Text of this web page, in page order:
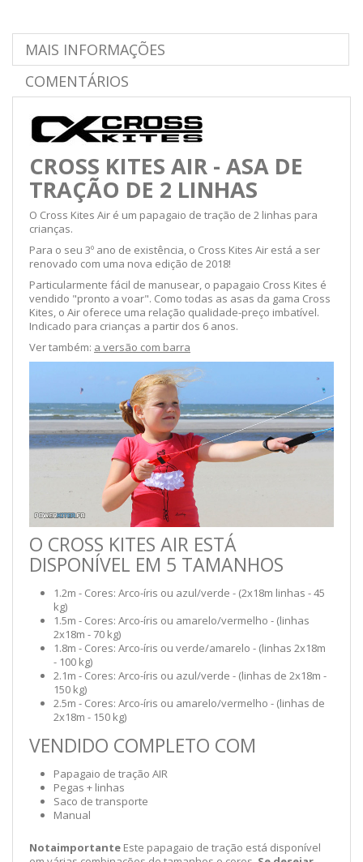
MAIS INFORMAÇÕES
COMENTÁRIOS
CROSS KITES AIR - ASA DE
TRAÇÃO DE 2 LINHAS
O Cross Kites Air é um papagaio de tração de 2 linhas para
crianças.
Para o seu 3º ano de existência, o Cross Kites Air está a ser
renovado com uma nova edição de 2018!
Particularmente fácil de manusear, o papagaio Cross Kites é
vendido "pronto a voar". Como todas as asas da gama Cross
Kites, o Air oferece uma relação qualidade-preço imbatível.
Indicado para crianças a partir dos 6 anos.
Ver também: a versão com barra
O CROSS KITES AIR ESTÁ
DISPONÍVEL EM 5 TAMANHOS
1.2m - Cores: Arco-íris ou azul/verde - (2x18m linhas - 45
kg)
1.5m - Cores: Arco-íris ou amarelo/vermelho - (linhas
2x18m - 70 kg)
1.8m - Cores: Arco-íris ou verde/amarelo - (linhas 2x18m
- 100 kg)
2.1m - Cores: Arco-íris ou azul/verde - (linhas de 2x18m -
150 kg)
2.5m - Cores: Arco-íris ou amarelo/vermelho - (linhas de
2x18m - 150 kg)
VENDIDO COMPLETO COM
Papagaio de tração AIR
Pegas + linhas
Saco de transporte
Manual
Notaimportante Este papagaio de tração está disponível